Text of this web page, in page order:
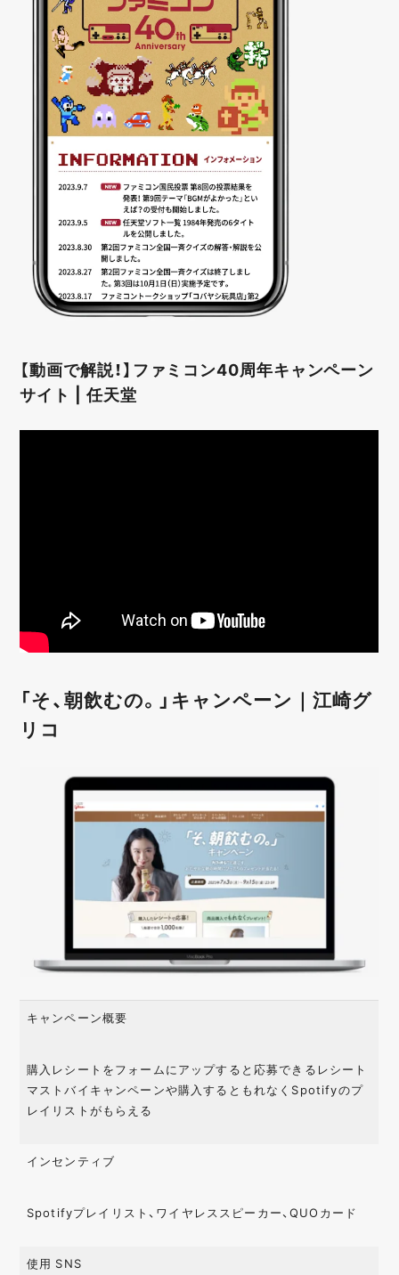
【動画で解説！】ファミコン40周年キャンペーン
サイト | 任天堂
「そ、朝飲むの。」キャンペーン｜江崎グ
リコ
キャンペーン概要
購入レシートをフォームにアップすると応募できるレシート
マストバイキャンペーンや購入するともれなくSpotifyのプ
レイリストがもらえる
インセンティブ
Spotifyプレイリスト、ワイヤレススピーカー、QUOカード
使用 SNS